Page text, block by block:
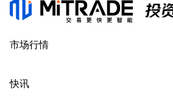
市场行情
快讯